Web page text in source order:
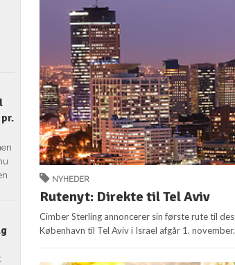
NYHEDER
Rutenyt: Direkte til Tel Aviv
Cimber Sterling annoncerer sin første rute til
København til Tel Aviv i Israel afgår 1.